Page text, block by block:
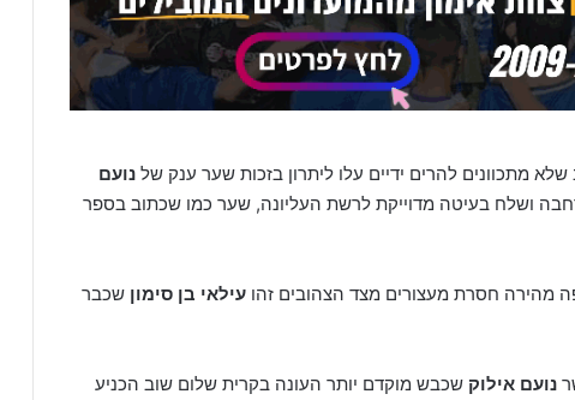
להרים ידיים עלו ליתרון בזכות שער ענק של נועם
ושלח בעיטה מדוייקת לרשת העליונה, שער כמו שכתוב בספר
חסרת מעצורים מצד הצהובים זהו עילאי בן סימון שכבר
נועם אילוק שכבש מוקדם יותר העונה בקרית שלום שוב הכניע